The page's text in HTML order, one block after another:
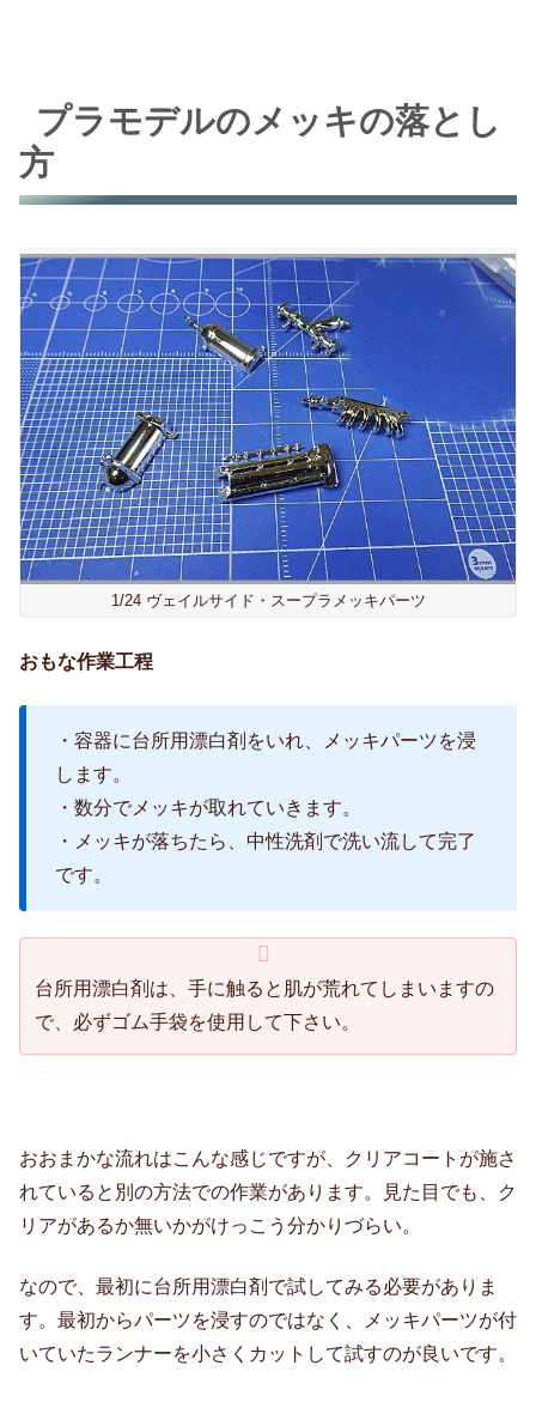
プラモデルのメッキの落とし
方
1/24 ヴェイルサイド・スープラメッキパーツ
おもな作業工程
・容器に台所用漂白剤をいれ、メッキパーツを浸
します。
・数分でメッキが取れていきます。
・メッキが落ちたら、中性洗剤で洗い流して完了
です。
台所用漂白剤は、手に触ると肌が荒れてしまいますの
で、必ずゴム手袋を使用して下さい。
おおまかな流れはこんな感じですが、クリアコートが施さ
れていると別の方法での作業があります。見た目でも、ク
リアがあるか無いかがけっこう分かりづらい。
なので、最初に台所用漂白剤で試してみる必要がありま
す。最初からパーツを浸すのではなく、メッキパーツが付
いていたランナーを小さくカットして試すのが良いです。